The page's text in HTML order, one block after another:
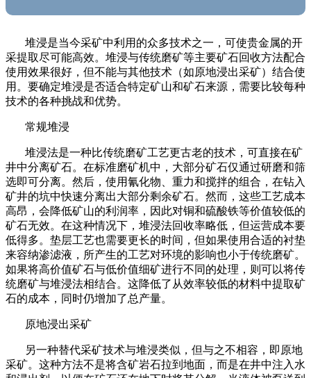
堆浸是当今采矿中利用的众多技术之一，可使贵金属的开
采提取尽可能高效。堆浸与传统磨矿等主要矿石回收方法配合
使用效果很好，但不能与其他技术（如原地浸出采矿）结合使
用。要确定堆浸是否适合特定矿山和矿石来源，需要比较每种
技术的各种挑战和优势。
常规堆浸
堆浸法是一种比传统磨矿工艺更古老的技术，可直接在矿
井中分离矿石。在标准磨矿机中，大部分矿石仅通过研磨和筛
选即可分离。然后，使用氰化物、重力和搅拌的组合，在钻入
矿井的坑中快速分离出大部分剩余矿石。然而，这些工艺成本
高昂，会降低矿山的利润率，因此对铜和硫酸铁等价值较低的
矿石无效。在这种情况下，堆浸法回收率略低，但运营成本要
低得多。垫层工艺也需要更长的时间，但如果使用合适的衬垫
来容纳渗滤液，所产生的工艺对环境的影响也小于传统磨矿。
如果将高价值矿石与低价值细矿进行不同的处理，则可以将传
统磨矿与堆浸法相结合。这降低了从效率较低的材料中提取矿
石的成本，同时仍增加了总产量。
原地浸出采矿
另一种替代采矿技术与堆浸类似，但与之不相容，即原地
采矿。这种方法不是将含矿岩石拉到地面，而是在井中注入水